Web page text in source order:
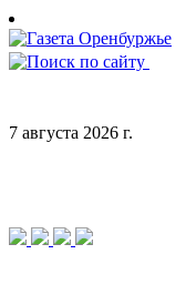
Skip
to
content
7 августа 2026 г.